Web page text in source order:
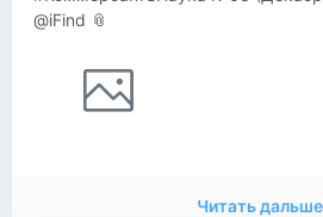
@iFind 📎
Читать дальше